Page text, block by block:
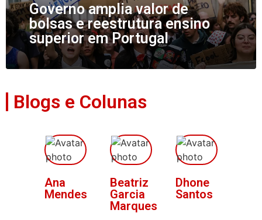
Governo amplia valor de
bolsas e reestrutura ensino
superior em Portugal
Blogs e Colunas
Ana
Mendes
Beatriz
Garcia
Marques
Dhone
Santos